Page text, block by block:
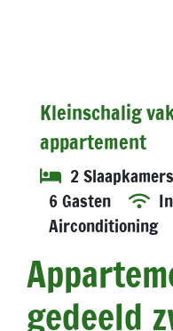
Kleinschalig
appartement
2 Slaapkamers
6 Gasten
Airconditioning
gedeeld